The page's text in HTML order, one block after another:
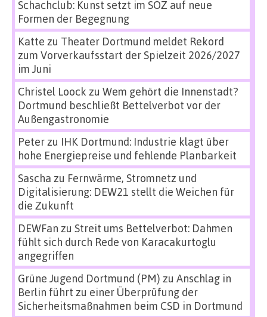
Schachclub: Kunst setzt im SÖZ auf neue
Formen der Begegnung
Katte zu Theater Dortmund meldet Rekord
zum Vorverkaufsstart der Spielzeit 2026/2027
im Juni
Christel Loock zu Wem gehört die Innenstadt?
Dortmund beschließt Bettelverbot vor der
Außengastronomie
Peterzu IHK Dortmund: Industrie klagt über
hohe Energiepreise und fehlende Planbarkeit
Sascha zu Fernwärme, Stromnetz und
Digitalisierung: DEW21 stellt die Weichen für
die Zukunft
DEWFan zu Streit ums Bettelverbot: Dahmen
fühlt sich durch Rede von Karacakurtoglu
angegriffen
Grüne Jugend Dortmund (PM) zu Anschlag in
Berlin führt zu einer Überprüfung der
Sicherheitsmaßnahmen beim CSD in Dortmund